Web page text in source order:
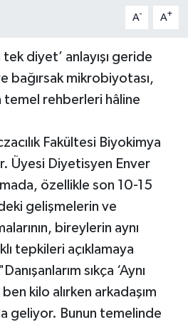
A- A+
diyet’ anlayışı geride
bağırsak mikrobiyotası,
temel rehberleri hâline
Fakültesi Biyokimya
Üyesi Diyetisyen Enver
özellikle son 10-15
gelişmelerin ve
bireylerin aynı
tepkileri açıklamaya
sıkça ‘Aynı
kilo alırken arkadaşım
geliyor. Bunun temelinde